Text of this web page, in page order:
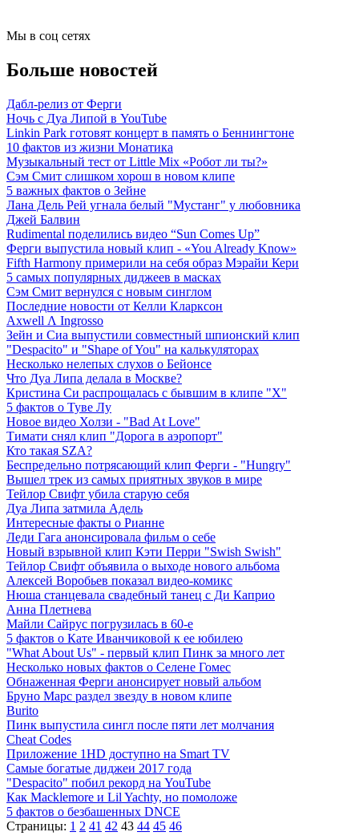
Мы в соц сетях
Больше новостей
Дабл-релиз от Ферги
Ночь с Дуа Липой в YouTube
Linkin Park готовят концерт в память о Беннингтоне
10 фактов из жизни Монатика
Музыкальный тест от Little Mix «Робот ли ты?»
Сэм Смит слишком хорош в новом клипе
5 важных фактов о Зейне
Лана Дель Рей угнала белый "Мустанг" у любовника
Джей Балвин
Rudimental поделились видео “Sun Comes Up”
Ферги выпустила новый клип - «You Already Know»
Fifth Harmony примерили на себя образ Мэрайи Кери
5 самых популярных диджеев в масках
Сэм Смит вернулся с новым синглом
Последние новости от Келли Кларксон
Axwell Λ Ingrosso
Зейн и Сиа выпустили совместный шпионский клип
"Despacito" и "Shape of You" на калькуляторах
Несколько нелепых слухов о Бейонсе
Что Дуа Липа делала в Москве?
Кристина Си распрощалась с бывшим в клипе "Х"
5 фактов о Туве Лу
Новое видео Холзи - "Bad At Love"
Тимати снял клип "Дорога в аэропорт"
Кто такая SZA?
Беспредельно потрясающий клип Ферги - "Hungry"
Вышел трек из самых приятных звуков в мире
Тейлор Свифт убила старую себя
Дуа Липа затмила Адель
Интересные факты о Рианне
Леди Гага анонсировала фильм о себе
Новый взрывной клип Кэти Перри "Swish Swish"
Тейлор Свифт объявила о выходе нового альбома
Алексей Воробьев показал видео-комикс
Нюша станцевала свадебный танец с Ди Каприо
Анна Плетнева
Майли Сайрус погрузилась в 60-е
5 фактов о Кате Иванчиковой к ее юбилею
"What About Us" - первый клип Пинк за много лет
Несколько новых фактов о Селене Гомес
Обнаженная Ферги анонсирует новый альбом
Бруно Марс раздел звезду в новом клипе
Burito
Пинк выпустила сингл после пяти лет молчания
Cheat Codes
Приложение 1HD доступно на Smart TV
Самые богатые диджеи 2017 года
"Despacito" побил рекорд на YouTube
Как Macklemore и Lil Yachty, но помоложе
5 фактов о безбашенных DNCE
Страницы: 1 2 41 42 43 44 45 46